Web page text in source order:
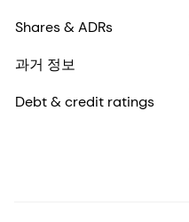
Shares & ADRs
과거 정보
Debt & credit ratings